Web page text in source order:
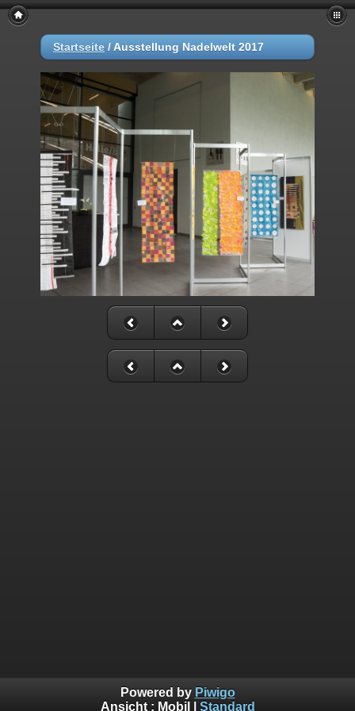
Startseite / Ausstellung Nadelwelt 2017
Powered by Piwigo
Ansicht : Mobil Standard